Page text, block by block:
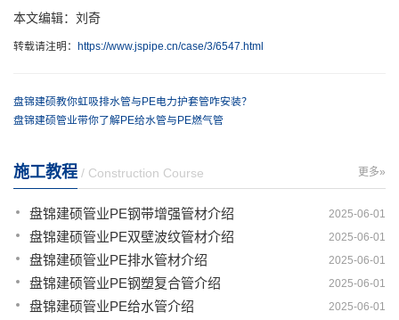
本文编辑：刘奇
转载请注明： https://www.jspipe.cn/case/3/6547.html
盘锦建硕教你虹吸排水管与PE电力护套管咋安装？
盘锦建硕管业带你了解PE给水管与PE燃气管
更多»
施工教程 / Construction Course
2025-06-01
盘锦建硕管业PE钢带增强管材介绍
2025-06-01
盘锦建硕管业PE双壁波纹管材介绍
2025-06-01
盘锦建硕管业PE排水管材介绍
2025-06-01
盘锦建硕管业PE钢塑复合管介绍
2025-06-01
盘锦建硕管业PE给水管介绍